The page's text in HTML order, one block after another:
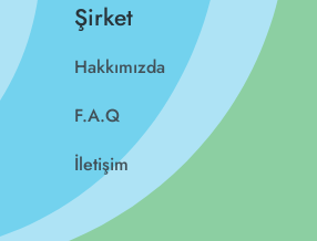
Şirket
Hakkımızda
F.A.Q
İletişim